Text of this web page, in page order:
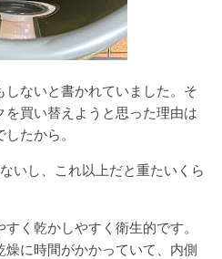
ないと書かれていました。そ
買い替えようと思った理由は
たから。
いし、これ以上だと重たいくら
く乾かしやすく衛生的です。
燥に時間がかかっていて、内側